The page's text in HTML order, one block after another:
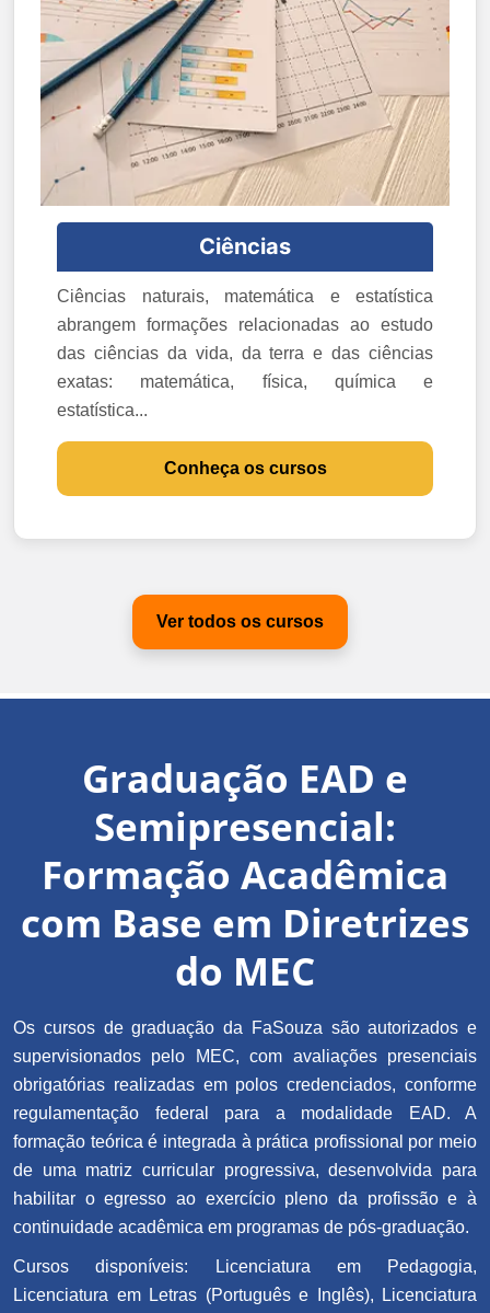
Ciências
Ciências naturais, matemática e estatística
abrangem formações relacionadas ao estudo
das ciências da vida, da terra e das ciências
exatas: matemática, física, química e
estatística...
Conheça os cursos
Ver todos os cursos
Graduação EAD e
Semipresencial:
Formação Acadêmica
com Base em Diretrizes
do MEC
Os cursos de graduação da FaSouza são autorizados e
supervisionados pelo MEC, com avaliações presenciais
obrigatórias realizadas em polos credenciados, conforme
regulamentação federal para a modalidade EAD. A
formação teórica é integrada à prática profissional por meio
de uma matriz curricular progressiva, desenvolvida para
habilitar o egresso ao exercício pleno da profissão e à
continuidade acadêmica em programas de pós-graduação.
Cursos disponíveis: Licenciatura em Pedagogia,
Licenciatura em Letras (Português e Inglês), Licenciatura